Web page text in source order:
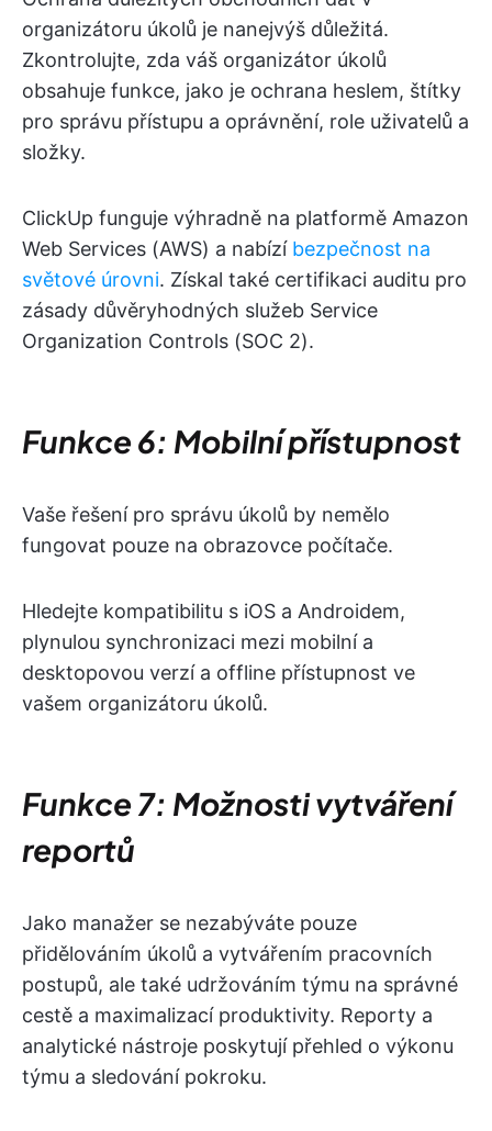
organizátoru úkolů je nanejvýš důležitá.
Zkontrolujte, zda váš organizátor úkolů
obsahuje funkce, jako je ochrana heslem, štítky
pro správu přístupu a oprávnění, role uživatelů a
složky.
ClickUp funguje výhradně na platformě Amazon
Web Services (AWS) a nabízí bezpečnost na
světové úrovni. Získal také certifikaci auditu pro
zásady důvěryhodných služeb Service
Organization Controls (SOC 2).
Funkce 6: Mobilní přístupnost
Vaše řešení pro správu úkolů by nemělo
fungovat pouze na obrazovce počítače.
Hledejte kompatibilitu s iOS a Androidem,
plynulou synchronizaci mezi mobilní a
desktopovou verzí a offline přístupnost ve
vašem organizátoru úkolů.
Funkce 7: Možnosti vytváření
reportů
Jako manažer se nezabýváte pouze
přidělováním úkolů a vytvářením pracovních
postupů, ale také udržováním týmu na správné
cestě a maximalizací produktivity. Reporty a
analytické nástroje poskytují přehled o výkonu
týmu a sledování pokroku.